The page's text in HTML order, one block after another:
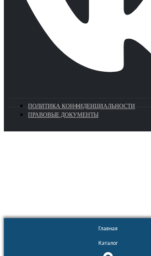
ПОЛИТИКА КОНФИДЕНЦИАЛЬНОСТИ
ПРАВОВЫЕ ДОКУМЕНТЫ
Главная
Каталог